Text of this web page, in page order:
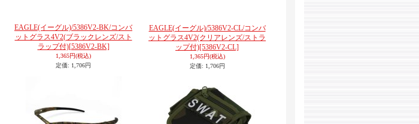
EAGLE(イーグル)/5386V2-BK/コンバ
ットグラス4V2(ブラックレンズ/スト
ラップ付)[5386V2-BK]
1,365円(税込)
定価: 1,706円
EAGLE(イーグル)/5386V2-CL/コンバ
ットグラス4V2(クリアレンズ/ストラ
ップ付)[5386V2-CL]
1,365円(税込)
定価: 1,706円